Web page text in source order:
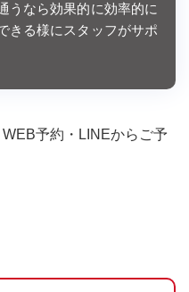
うなら効果的に効率的に
きる様にスタッフがサポ
予約・LINEからご予